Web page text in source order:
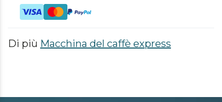
Di più Macchina del caffè express